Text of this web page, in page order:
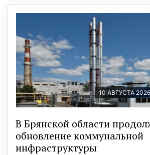
10 АВГУСТА
В Брянской области
обновление коммунальной
инфраструктуры